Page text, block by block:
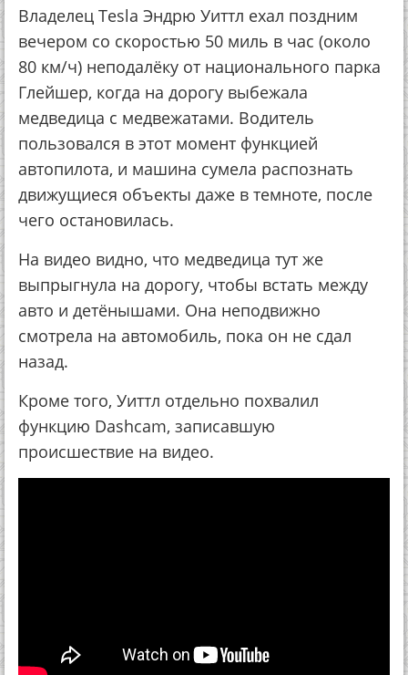
Владелец Tesla Эндрю Уиттл ехал поздним
вечером со скоростью 50 миль в час (около
80 км/ч) неподалёку от национального парка
Глейшер, когда на дорогу выбежала
медведица с медвежатами. Водитель
пользовался в этот момент функцией
автопилота, и машина сумела распознать
движущиеся объекты даже в темноте, после
чего остановилась.
На видео видно, что медведица тут же
выпрыгнула на дорогу, чтобы встать между
авто и детёнышами. Она неподвижно
смотрела на автомобиль, пока он не сдал
назад.
Кроме того, Уиттл отдельно похвалил
функцию Dashcam, записавшую
происшествие на видео.